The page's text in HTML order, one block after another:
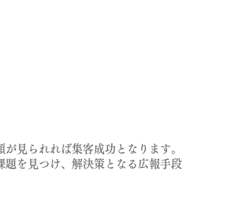
見られれば集客成功となります。
を見つけ、解決策となる広報手段